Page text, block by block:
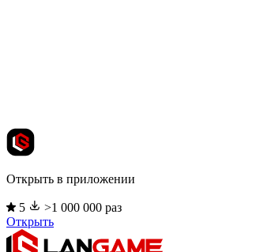
Открыть в приложении
5
>1 000 000 раз
Открыть